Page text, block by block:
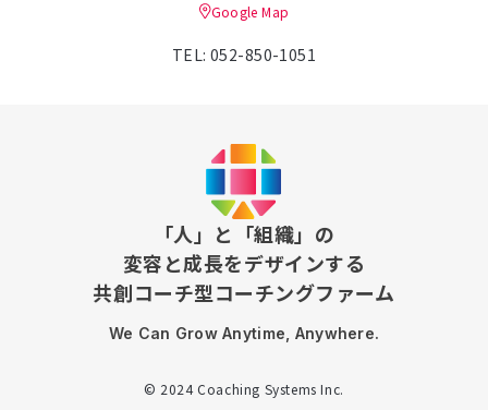
Google Map
TEL: 052-850-1051
「人」と「組織」の
変容と成長をデザインする
共創コーチ型コーチングファーム
We Can Grow Anytime, Anywhere.
© 2024 Coaching Systems Inc.